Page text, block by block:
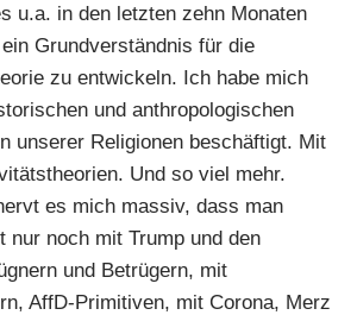
u.a. in den letzten zehn Monaten
Grundverständnis für die
zu entwickeln. Ich habe mich
und anthropologischen
unserer Religionen beschäftigt. Mit
Und so viel mehr.
es mich massiv, dass man
nur noch mit Trump und den
und Betrügern, mit
AffD-Primitiven, mit Corona, Merz